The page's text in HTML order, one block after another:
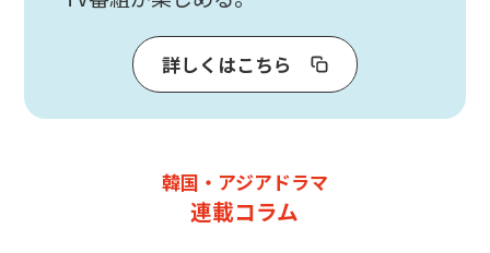
詳しくはこちら
韓国・アジアドラマ
連載コラム